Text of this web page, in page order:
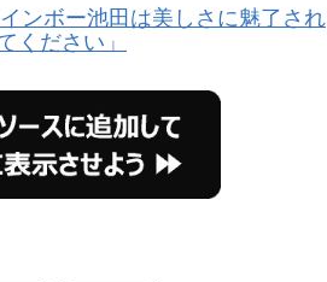
ンボー池田は美しさに魅了され
ください」